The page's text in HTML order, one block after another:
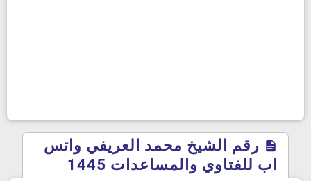
رقم الشيخ محمد العريفي واتس
اب للفتاوي والمساعدات 1445